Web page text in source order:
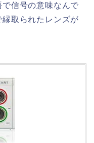
信号の意味なんで
取られたレンズが